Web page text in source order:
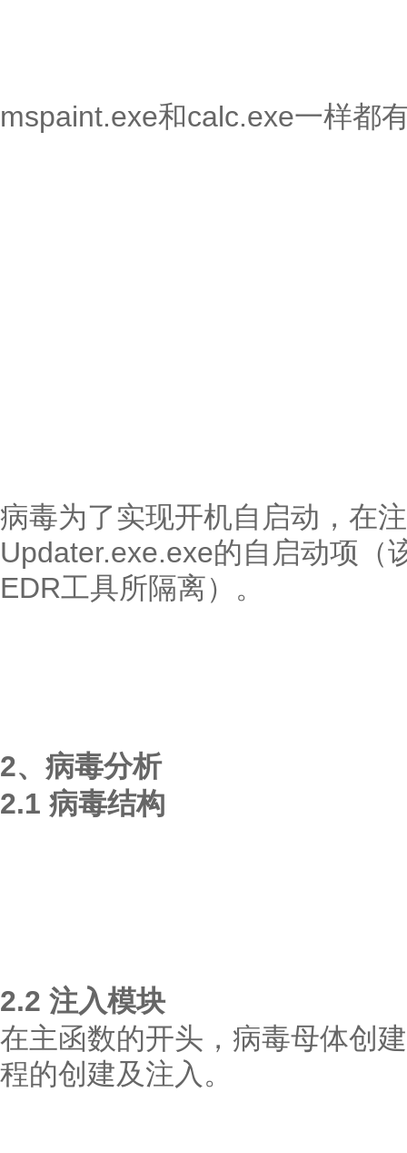
mspaint.exe和calc.exe一样都
病毒为了实现开机自启动，在
Updater.exe.exe的自启动项（
EDR工具所隔离）。
2、病毒分析
2.1 病毒结构
2.2 注入模块
在主函数的开头，病毒母体创
程的创建及注入。